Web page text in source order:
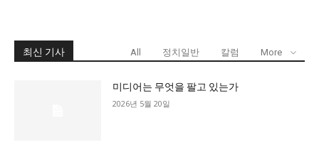
최신 기사 All 정치일반 칼럼 More
미디어는 무엇을 팔고 있는가
2026년 5월 20일